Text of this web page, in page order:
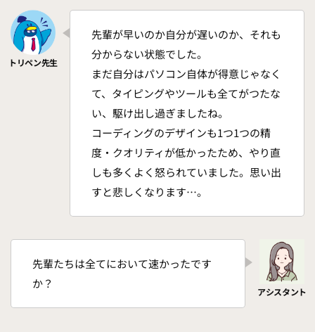
先輩が早いのか自分が遅いのか、それも
分からない状態でした。
まだ自分はパソコン自体が得意じゃなく
て、タイピングやツールも全てがつたな
い、駆け出し過ぎましたね。
コーディングのデザインも1つ1つの精
度・クオリティが低かったため、やり直
しも多くよく怒られていました。思い出
すと悲しくなります…。
先輩たちは全てにおいて速かったです
か？